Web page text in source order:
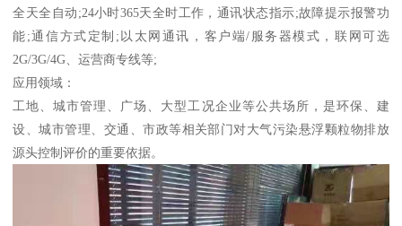
全天全自动;24小时365天全时工作，通讯状态指示;故障提示报警功
能;通信方式定制;以太网通讯，客户端/服务器模式，联网可选
2G/3G/4G、运营商专线等;
应用领域：
工地、城市管理、广场、大型工况企业等公共场所，是环保、建
设、城市管理、交通、市政等相关部门对大气污染悬浮颗粒物排放
源头控制评价的重要依据。